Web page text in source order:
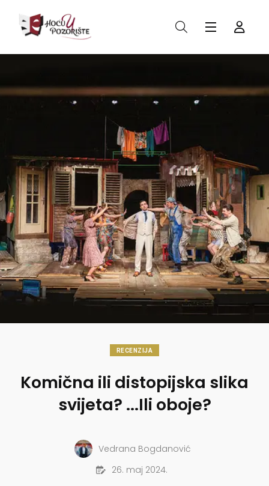
RECENZIJA
Komična ili distopijska slika
svijeta? ...Ili oboje?
Vedrana Bogdanović
26. maj 2024.